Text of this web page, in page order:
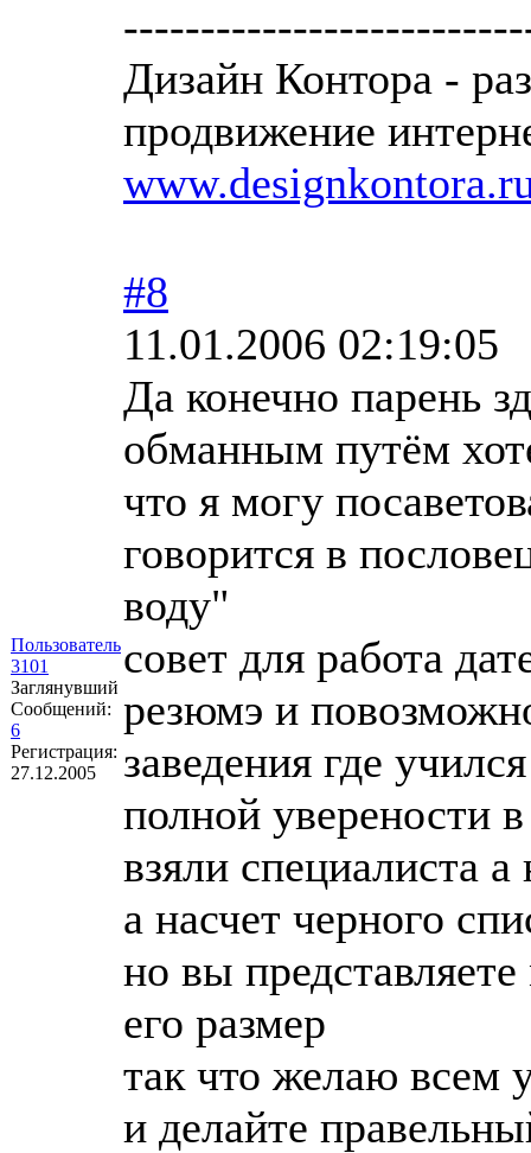
Дизайн Контора -
продвижение
Пользователь
3101
Заглянувший
Сообщений:
6
Регистрация:
27.12.2005
#8
11.01.2006 02:19:05
Да конечно парень
обманным путём
что я могу
говорится в
воду"
совет для работа
резюмэ и
заведения где
полной уверености
взяли специалиста
а насчет черного
но вы
его размер
так что желаю всем
и делайте